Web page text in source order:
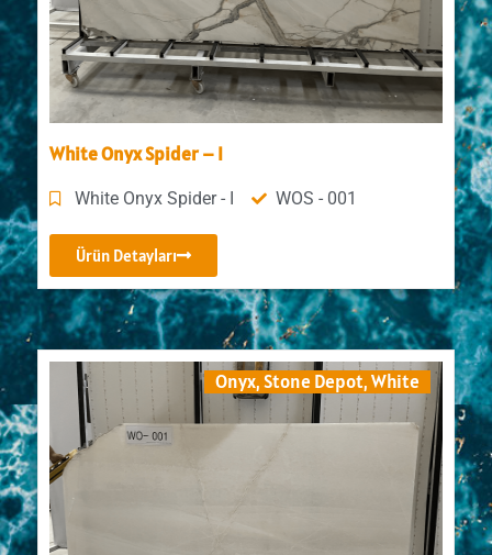
White Onyx Spider – I
White Onyx Spider - I WOS - 001
Ürün Detayları
Onyx,Stone Depot,White